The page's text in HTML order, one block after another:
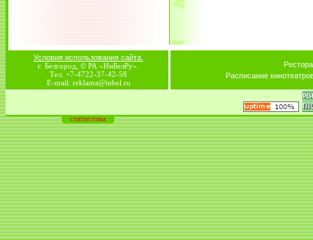
Условия использования сайта.
г. Белгород, © РА «ИнБелРу».
Тел. +7-4722-37-42-58
E-mail: reklama@inbel.ru
Расписание
статистика